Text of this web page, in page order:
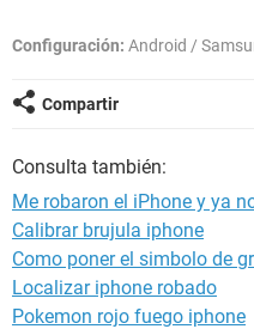
Configuración: Android /
Compartir
Consulta también:
Me robaron el iPhone y ya
Calibrar brujula iphone
Como poner el simbolo de
Localizar iphone robado
Pokemon rojo fuego iphone